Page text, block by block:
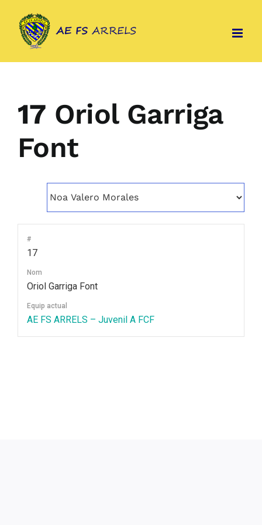
content
17 Oriol Garriga
Font
#
17
Nom
Oriol Garriga Font
Equip actual
AE FS ARRELS – Juvenil A FCF